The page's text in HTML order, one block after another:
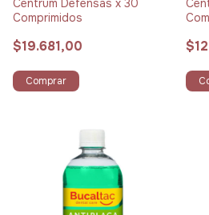
Centrum Defensas x 30
Comprimidos
$19.681,00
Comprar